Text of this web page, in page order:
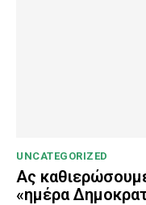
UNCATEGORIZED
Ας
«ημέρα